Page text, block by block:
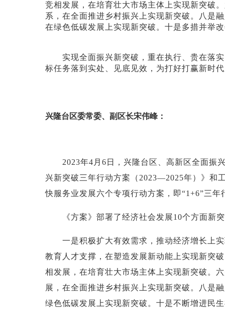
竞相发展，在培育壮大市场主体上实现新突破
系，在全面推进乡村振兴上实现新突破。八是
在绿色低碳发展上实现新突破。十是多措并举
实现全面振兴新突破，重在执行、贵在落实
标任务落到实处、见底见效，为打好打赢新时
兴隆台区委常委、副区长宋伟峰：
2023年4月6日，兴隆台区、高新区全面振兴
兴新突破三年行动方案（2023—2025年）》和
快服务业发展六个专项行动方案， 即“1+6”三年
《方案》部署了经济社会发展10个方面新突
一是积极扩大有效需求，推动经济增长上实
教育人才支撑，在塑造发展新动能上实现新突
相发展，在培育壮大市场主体上实现新突破。
展，在全面推进乡村振兴上实现新突破。八是
绿色低碳发展上实现新突破。十是不断增进民